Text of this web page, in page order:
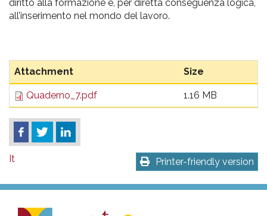
diritto alla formazione e, per diretta conseguenza logica,
all’inserimento nel mondo del lavoro.
Attachment Size
Quaderno_7.pdf 1.16 MB
Printer-friendly version
It